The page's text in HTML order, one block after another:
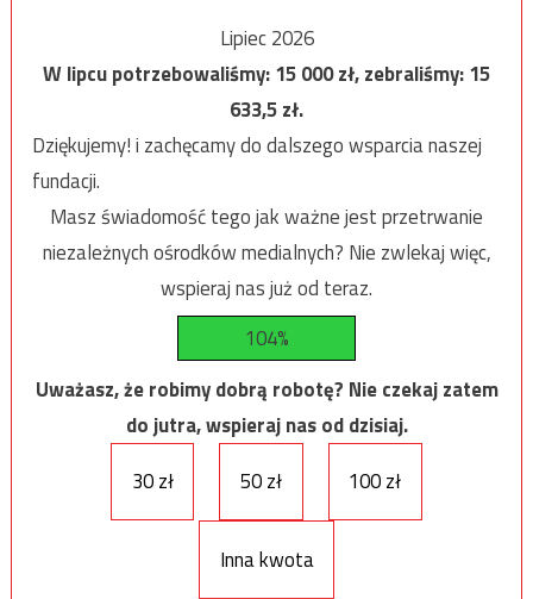
Lipiec 2026
W lipcu potrzebowaliśmy:15 000zł, zebraliśmy:15
633,5zł.
Dziękujemy! i zachęcamy do dalszego wsparcia naszej
fundacji.
Masz świadomość tego jak ważne jest przetrwanie
niezależnych ośrodków medialnych? Nie zwlekaj więc,
wspieraj nas już od teraz.
104%
Uważasz, że robimy dobrą robotę? Nie czekaj zatem
do jutra, wspieraj nas od dzisiaj.
30 zł
50 zł 100 zł
Inna kwota